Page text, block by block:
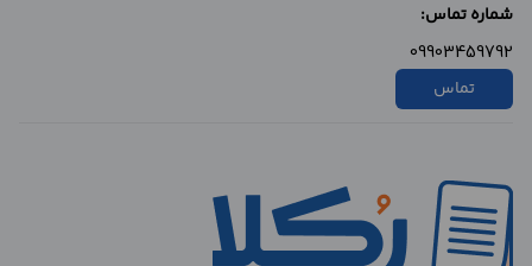
شماره تماس:
09903459792
تماس